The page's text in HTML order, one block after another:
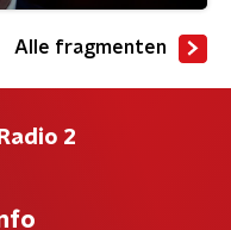
Alle fragmenten
2